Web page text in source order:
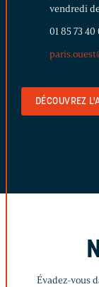
vendredi
01 85 73 40
DÉCOUVREZ
Évadez-vous